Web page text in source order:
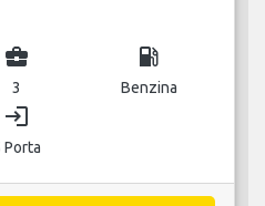
business_center
3
local_gas_station
Benzina
login
Porta